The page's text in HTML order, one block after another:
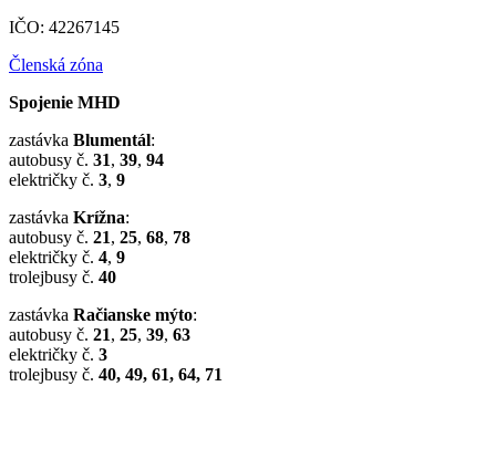
IČO: 42267145
Členská zóna
Spojenie MHD
zastávka Blumentál:
autobusy č. 31, 39, 94
električky č. 3, 9
zastávka Krížna:
autobusy č. 21, 25, 68, 78
električky č. 4, 9
trolejbusy č. 40
zastávka Račianske mýto:
autobusy č. 21, 25, 39, 63
električky č. 3
trolejbusy č. 40, 49, 61, 64, 71